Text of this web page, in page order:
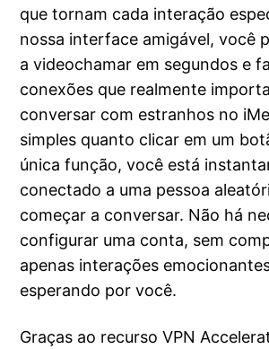
que tornam cada interação
nossa interface amigável, você
a videochamar em segundos e
conexões que realmente
conversar com estranhos no
simples quanto clicar em um
única função, você está
conectado a uma pessoa
começar a conversar. Não há
configurar uma conta, sem
apenas interações
esperando por você.
Graças ao recurso VPN